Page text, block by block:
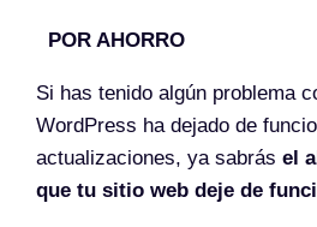
POR AHORRO
Si has tenido algún problema
WordPress ha dejado de
actualizaciones, ya sabrás el
que tu sitio web deje de